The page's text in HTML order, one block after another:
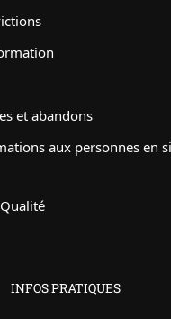
et abandons
aux personnes en
INFOS PRATIQUES